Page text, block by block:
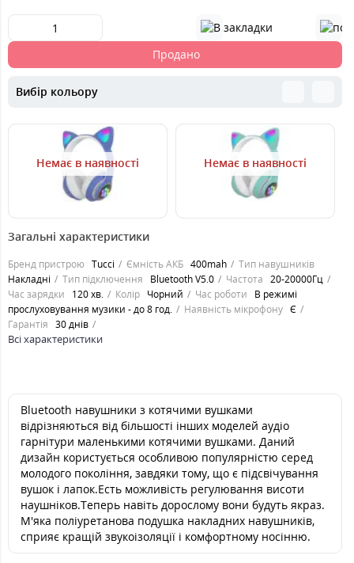
Продано
Вибір кольору
Немає в наявності
999 грн.
Немає в наявності
Загальні характеристики
Бренд пристрою Tucci Ємність АКБ 400mah
Тип навушників
Накладні
Тип підключення Bluetooth V5.0 Частота 20-20000Гц
Час зарядки
120 хв. Колір Чорний Час роботи
В режимі
прослуховування музики - до 8 год.
Наявність мікрофону Є
Гарантія 30 днів
Всі характеристики
Bluetooth навушники з котячими вушками
відрізняються від більшості інших моделей аудіо
гарнітури маленькими котячими вушками. Даний
дизайн користується особливою популярністю серед
молодого покоління, завдяки тому, що є підсвічування
вушок і лапок.Есть можливість регулювання висоти
наушніков.Теперь навіть дорослому вони будуть якраз.
М'яка поліуретанова подушка накладних навушників,
сприяє кращій звукоізоляції і комфортному носінню.